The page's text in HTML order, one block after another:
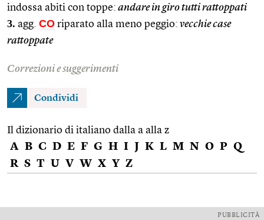
indossa abiti con toppe: andare in giro tutti rattoppati
3. agg. CO riparato alla meno peggio: vecchie case
rattoppate
Correzioni e suggerimenti
Condividi
Il dizionario di italiano dalla a alla z
A B C D E F G H I J K L M N O P Q
R S T U V W X Y Z
PUBBLICITÀ